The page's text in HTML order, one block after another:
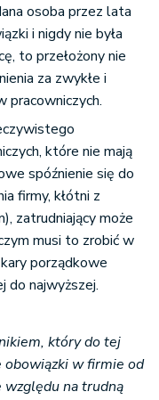
osoba przez lata
i nigdy nie była
to przełożony nie
za zwykłe i
pracowniczych.
które nie mają
spóźnienie się do
firmy, kłótni z
zatrudniający może
musi to zrobić w
porządkowe
do najwyższej.
który do tej
obowiązki w firmie od
na trudną